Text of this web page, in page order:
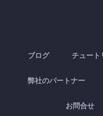
ブログ チュート
弊社のパートナー
お問合せ